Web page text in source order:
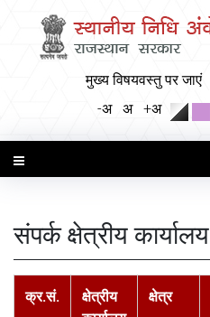
मुख्य विषयवस्तु पर जाएं
-अ
अ +अ
संपर्क क्षेत्रीय कार्यालय
क्र.सं.
क्षेत्रीय
क्षेत्र